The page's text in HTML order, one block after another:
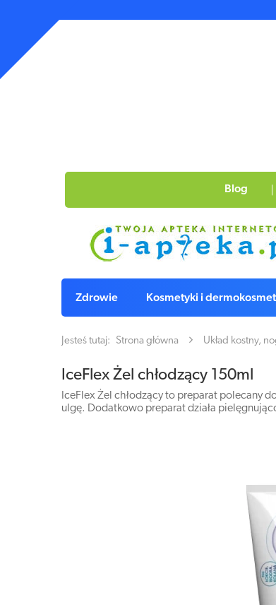
Blog
Zdrowie Kosmetyki i
Jesteś tutaj: Strona główna Układ kostny,
IceFlex Żel chłodzący 150ml
IceFlex Żel chłodzący to preparat polecany
ulgę. Dodatkowo preparat działa